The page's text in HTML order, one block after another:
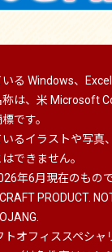
いる Windows、
は、米 Microsoft
です。
いるイラストや写真
できません。
年6月現在のもので
PRODUCT.
オフィススペシャ